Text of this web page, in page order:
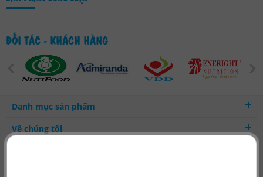
ĐỐI TÁC - KHÁCH HÀNG
Danh mục sản phẩm
Về chúng tôi